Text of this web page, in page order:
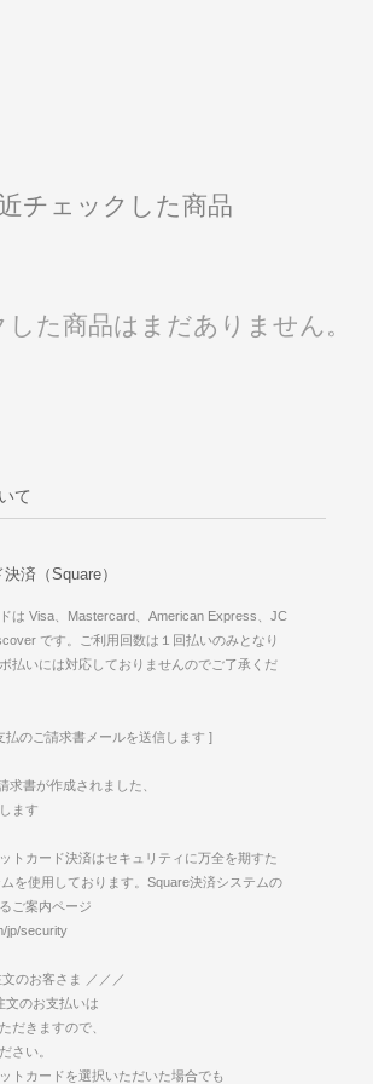
チェックした商品
た商品はまだありません。
て
済（Square）
は Visa、Mastercard、American Express、JC
です。ご利用回数は１回払いのみとなり
払いには対応しておりませんのでご了承くだ
払のご請求書メールを送信します ]
求書が作成されました、
ます
トカード決済はセキュリティに万全を期すた
を使用しております。Square決済システムの
ご案内ページ
jp/security
のお客さま ／／／
文のお支払いは
だきますので、
さい。
トカードを選択いただいた場合でも